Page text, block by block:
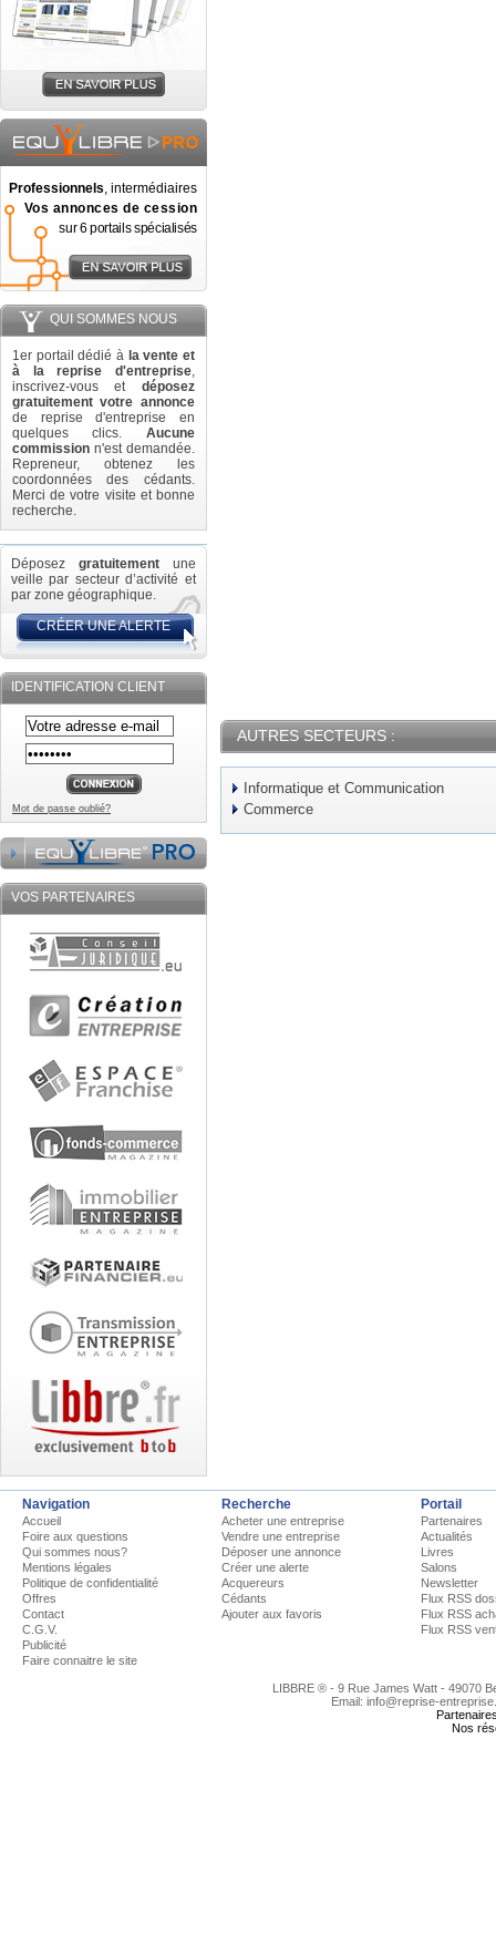
Professionnels, intermédiaires
Vos annonces de cession
sur 6 portails spécialisés
QUI SOMMES NOUS
1er portail dédié à la vente et
à la reprise d'entreprise,
inscrivez-vous et déposez
gratuitement votre annonce
de reprise d'entreprise en
quelques clics. Aucune
commission n'est demandée.
Repreneur, obtenez les
coordonnées des cédants.
Merci de votre visite et bonne
recherche.
Déposez gratuitement une
veille par secteur d’activité et
par zone géographique.
CRÉER UNE ALERTE
IDENTIFICATION CLIENT
Mot de passe oublié?
VOS PARTENAIRES
AUTRES SECTEURS :
Informatique et Communication
Commerce
Navigation
Accueil
Foire aux questions
Qui sommes nous?
Mentions légales
Politique de confidentialité
Offres
Contact
C.G.V.
Publicité
Faire connaitre le site
Recherche
Acheter une entreprise
Vendre une entreprise
Déposer une annonce
Créer une alerte
Acquereurs
Cédants
Ajouter aux favoris
Portail
Partenaires
Actualités
Livres
Salons
Newsletter
Flux RSS
Flux RSS
Flux RSS
LIBBRE ® - 9 Rue James Watt - 49070
Email: info@reprise-
Nos